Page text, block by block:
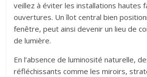
veillez à éviter les installations hautes
ouvertures. Un îlot central bien
fenêtre, peut ainsi devenir un lieu de
de lumière.
En l’absence de luminosité naturelle,
réfléchissants comme les miroirs,